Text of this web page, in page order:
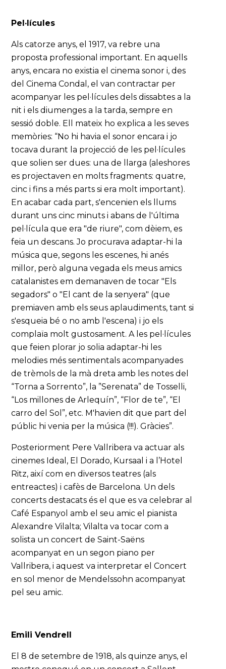
Pel·lícules
Als catorze anys, el 1917, va rebre una
proposta professional important. En aquells
anys, encara no existia el cinema sonor i, des
del Cinema Condal, el van contractar per
acompanyar les pel·lícules dels dissabtes a la
nit i els diumenges a la tarda, sempre en
sessió doble. Ell mateix ho explica a les seves
memòries: “No hi havia el sonor encara i jo
tocava durant la projecció de les pel·lícules
que solien ser dues: una de llarga (aleshores
es projectaven en molts fragments: quatre,
cinc i fins a més parts si era molt important).
En acabar cada part, s'encenien els llums
durant uns cinc minuts i abans de l'última
pel·lícula que era "de riure", com dèiem, es
feia un descans. Jo procurava adaptar-hi la
música que, segons les escenes, hi anés
millor, però alguna vegada els meus amics
catalanistes em demanaven de tocar "Els
segadors" o "El cant de la senyera" (que
premiaven amb els seus aplaudiments, tant si
s'esqueia bé o no amb l'escena) i jo els
complaïa molt gustosament. A les pel·lícules
que feien plorar jo solia adaptar-hi les
melodies més sentimentals acompanyades
de trèmols de la mà dreta amb les notes del
“Torna a Sorrento”, la ”Serenata” de Tosselli,
“Los millones de Arlequín”, “Flor de te”, “El
carro del Sol”, etc. M'havien dit que part del
públic hi venia per la música (!!!). Gràcies”.
Posteriorment Pere Vallribera va actuar als
cinemes Ideal, El Dorado, Kursaal i a l’Hotel
Ritz, així com en diversos teatres (als
entreactes) i cafès de Barcelona. Un dels
concerts destacats és el que es va celebrar al
Café Espanyol amb el seu amic el pianista
Alexandre Vilalta; Vilalta va tocar com a
solista un concert de Saint-Saëns
acompanyat en un segon piano per
Vallribera, i aquest va interpretar el Concert
en sol menor de Mendelssohn acompanyat
pel seu amic.
Emili Vendrell
El 8 de setembre de 1918, als quinze anys, el